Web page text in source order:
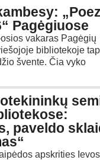
Pagėgiuose
vakaras Pagėgių
bibliotekoje
švente. Čia vyko
paveldo
apskrities Ievos